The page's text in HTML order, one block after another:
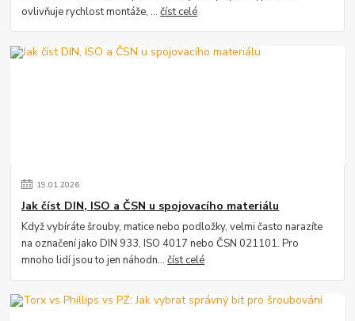
ovlivňuje rychlost montáže, ...číst celé
19.01.2026
Jak číst DIN, ISO a ČSN u spojovacího materiálu
Když vybíráte šrouby, matice nebo podložky, velmi často narazíte
na označení jako DIN 933, ISO 4017 nebo ČSN 021101. Pro
mnoho lidí jsou to jen náhodn...číst celé